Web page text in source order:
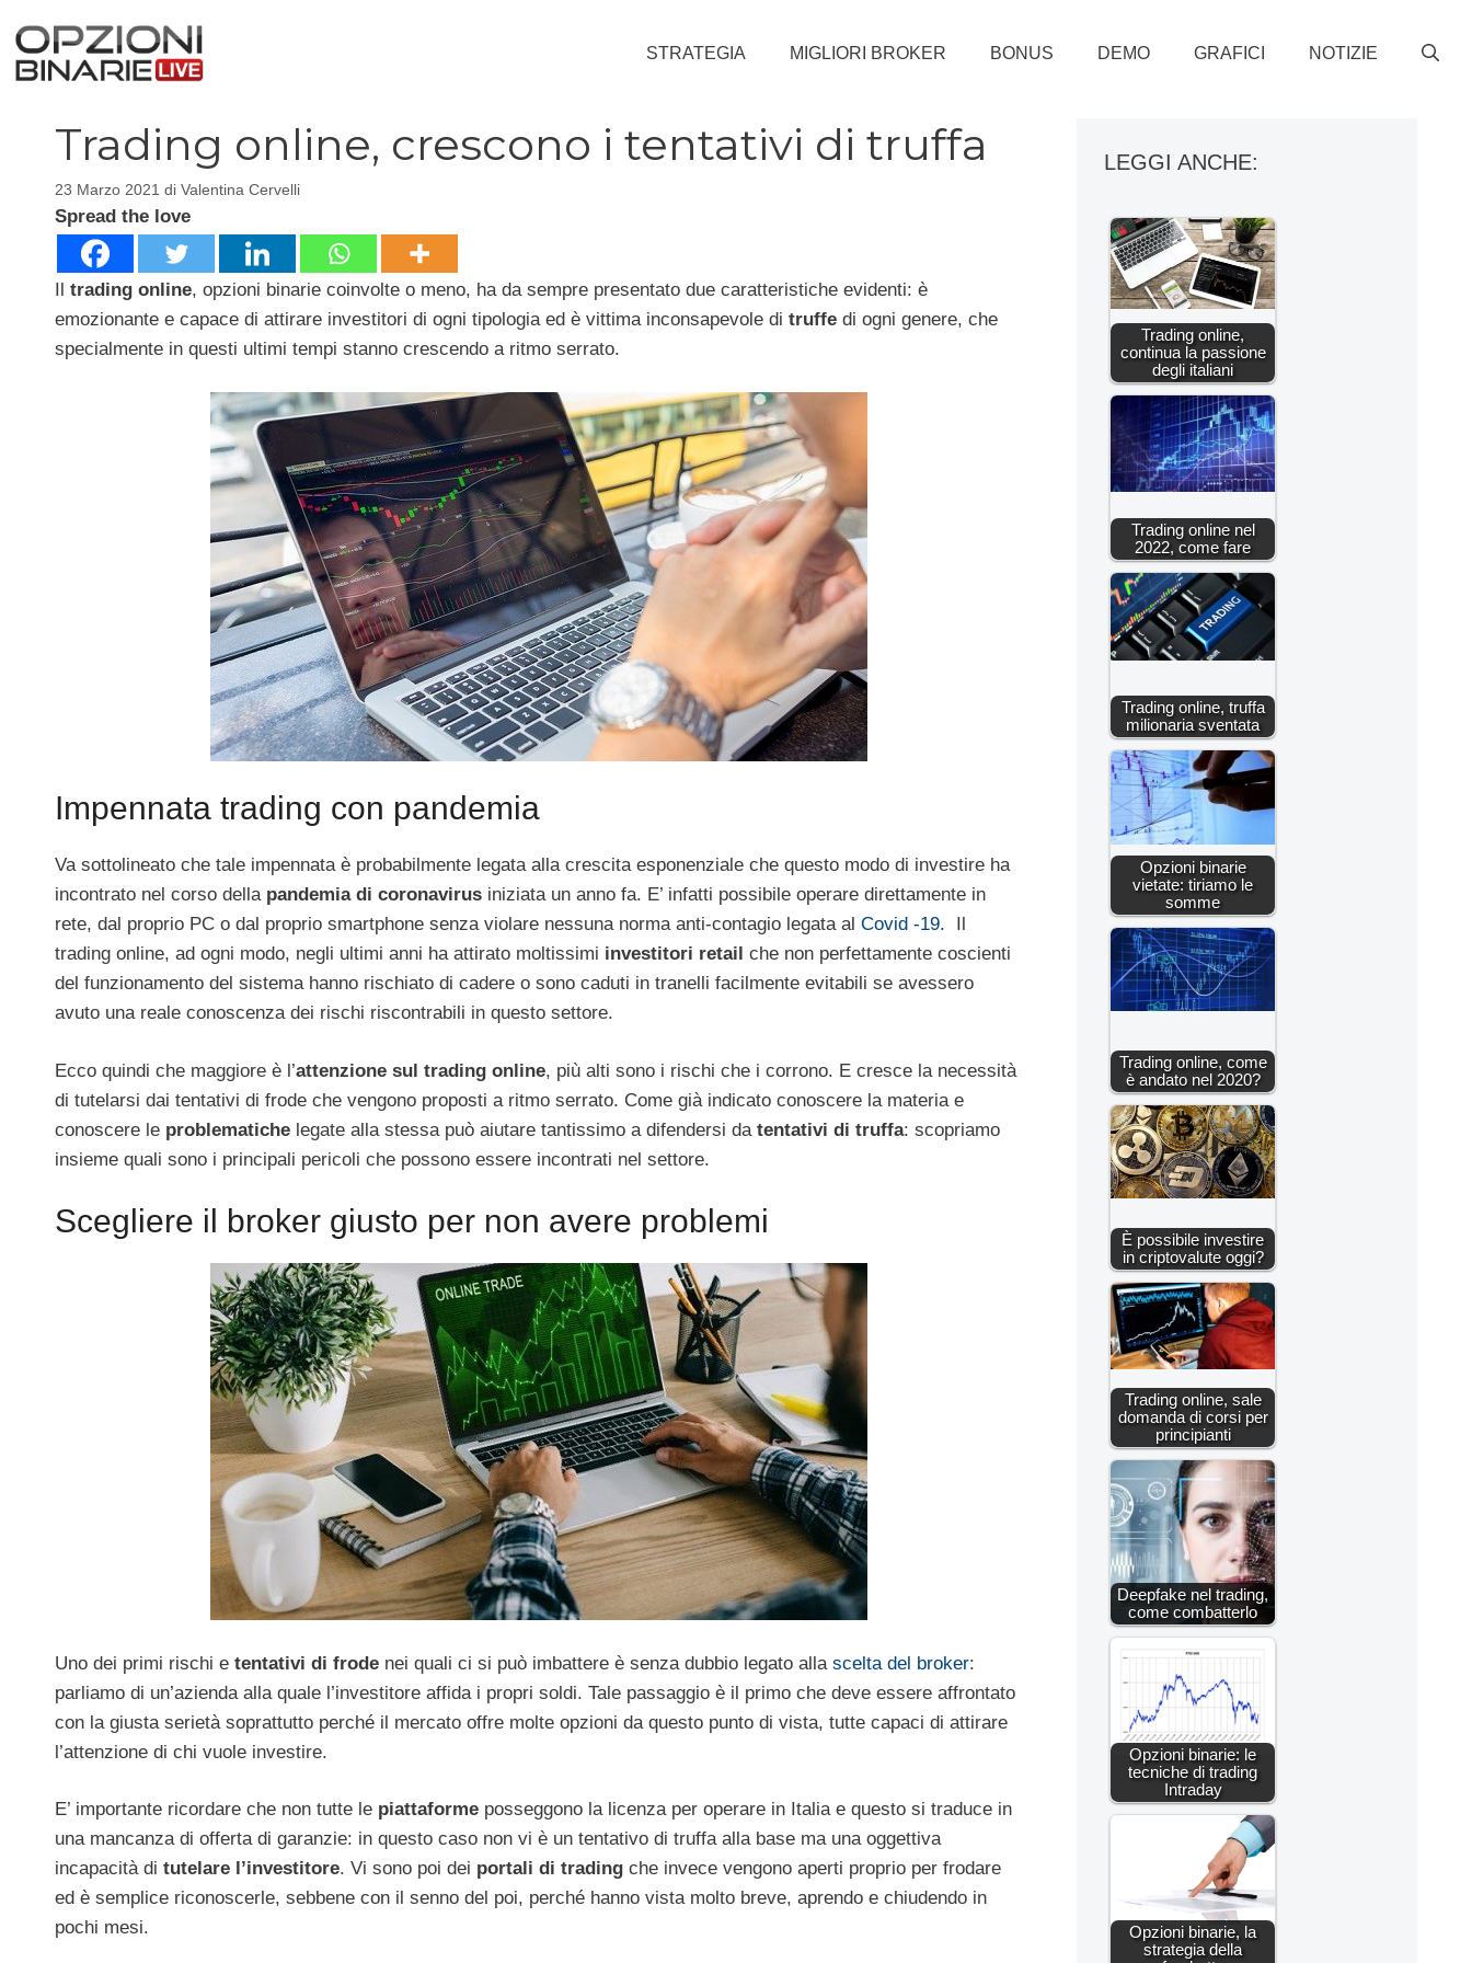
contenuto
STRATEGIA MIGLIORI BROKER BONUS DEMO GRAFICI NOTIZIE
Trading online, crescono i tentativi di truffa
23 Marzo 2021 di Valentina Cervelli
Spread the love
trading online, opzioni binarie coinvolte o meno, ha da sempre presentato due caratteristiche evidenti: è
emozionante e capace di attirare investitori di ogni tipologia ed è vittima inconsapevole di truffe di ogni genere, che
specialmente in questi ultimi tempi stanno crescendo a ritmo serrato.
Impennata trading con pandemia
Va sottolineato che tale impennata è probabilmente legata alla crescita esponenziale che questo modo di investire ha
incontrato nel corso della pandemia di coronavirus iniziata un anno fa. E’ infatti possibile operare direttamente in
rete, dal proprio PC o dal proprio smartphone senza violare nessuna norma anti-contagio legata al Covid -19. Il
trading online, ad ogni modo, negli ultimi anni ha attirato moltissimi investitori retail che non perfettamente coscienti
del funzionamento del sistema hanno rischiato di cadere o sono caduti in tranelli facilmente evitabili se avessero
avuto una reale conoscenza dei rischi riscontrabili in questo settore.
Ecco quindi che maggiore è l’attenzione sul trading online, più alti sono i rischi che i corrono. E cresce la necessità
di tutelarsi dai tentativi di frode che vengono proposti a ritmo serrato. Come già indicato conoscere la materia e
conoscere le problematiche legate alla stessa può aiutare tantissimo a difendersi da tentativi di truffa: scopriamo
insieme quali sono i principali pericoli che possono essere incontrati nel settore.
Scegliere il broker giusto per non avere problemi
Uno dei primi rischi e tentativi di frode nei quali ci si può imbattere è senza dubbio legato alla scelta del broker:
parliamo di un’azienda alla quale l’investitore affida i propri soldi. Tale passaggio è il primo che deve essere affrontato
con la giusta serietà soprattutto perché il mercato offre molte opzioni da questo punto di vista, tutte capaci di attirare
l’attenzione di chi vuole investire.
E’ importante ricordare che non tutte le piattaforme posseggono la licenza per operare in Italia e questo si traduce in
una mancanza di offerta di garanzie: in questo caso non vi è un tentativo di truffa alla base ma una oggettiva
incapacità di tutelare l’investitore. Vi sono poi dei portali di trading che invece vengono aperti proprio per frodare
ed è semplice riconoscerle, sebbene con il senno del poi, perché hanno vista molto breve, aprendo e chiudendo in
pochi mesi.
LEGGI ANCHE:
Trading online,
continua la passione
degli italiani
Trading online nel
2022, come fare
Trading online, truffa
milionaria sventata
Opzioni binarie
vietate: tiriamo le
somme
Trading online, come
è andato nel 2020?
È possibile investire
in criptovalute oggi?
Trading online, sale
domanda di corsi per
principianti
Deepfake nel trading,
come combatterlo
Opzioni binarie: le
tecniche di trading
Intraday
Opzioni binarie, la
strategia della